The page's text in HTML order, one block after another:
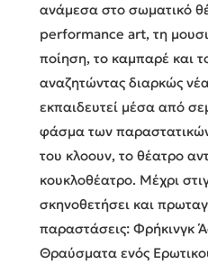
ανάμεσα στο σωματικό
performance art, τη
ποίηση, το καμπαρέ και
αναζητώντας διαρκώς
εκπαιδευτεί μέσα από
φάσμα των
του κλοουν, το θέατρο
κουκλοθέατρο. Μέχρι
σκηνοθετήσει και
παραστάσεις: Φρήκινγκ
Θραύσματα ενός